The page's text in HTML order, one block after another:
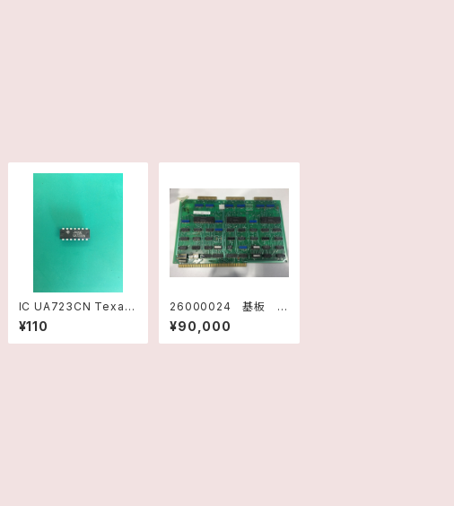
IC UA723CN Texas
Instruments
¥110
26000024 基板 4
8Bit I/O TM990/310
1730047 テキサスイ
ンスツルメンツ
¥90,000